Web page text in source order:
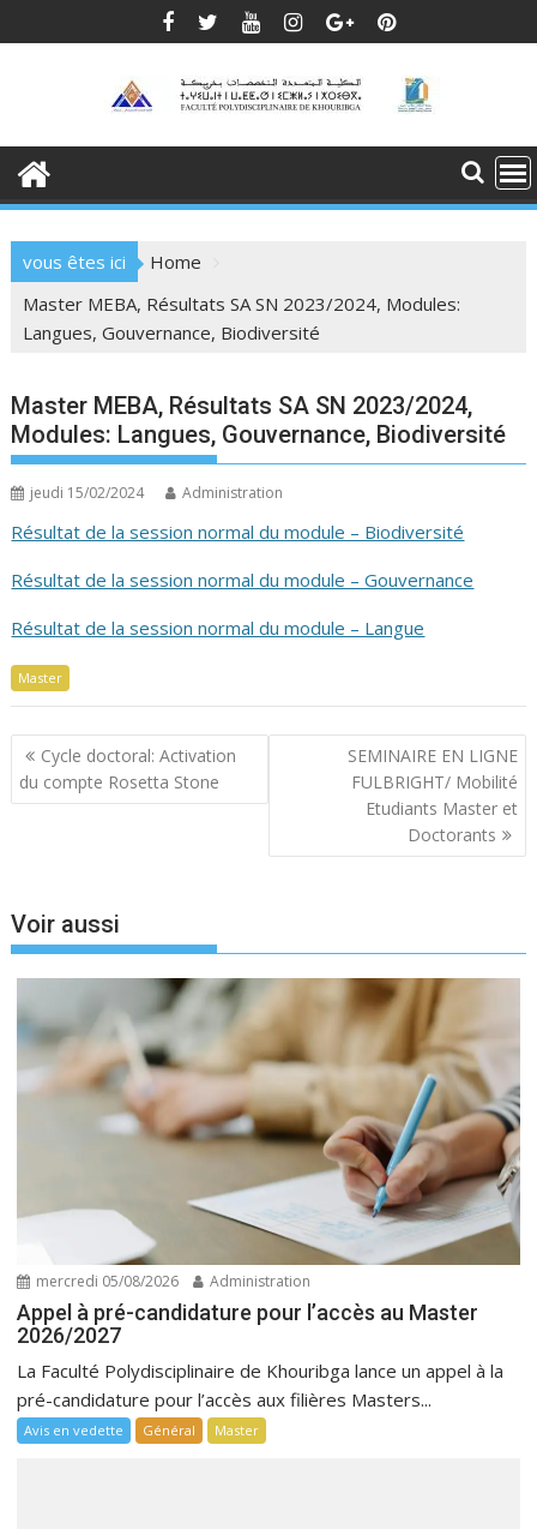
to
vous êtes ici
Home
Master MEBA, Résultats SA SN 2023/2024, Modules:
Langues, Gouvernance, Biodiversité
Master MEBA, Résultats SA SN 2023/2024,
Modules: Langues, Gouvernance, Biodiversité
jeudi 15/02/2024 Administration
Résultat de la session normal du module – Biodiversité
Résultat de la session normal du module – Gouvernance
Résultat de la session normal du module – Langue
Master
Navigation
de
l’article
Cycle doctoral: Activation
du compte Rosetta Stone
SEMINAIRE EN LIGNE
FULBRIGHT/ Mobilité
Etudiants Master et
Doctorants
Voir aussi
mercredi 05/08/2026 Administration
Appel à pré-candidature pour l’accès au Master
2026/2027
La Faculté Polydisciplinaire de Khouribga lance un appel à la
pré-candidature pour l’accès aux filières Masters...
Avis en vedette Général Master